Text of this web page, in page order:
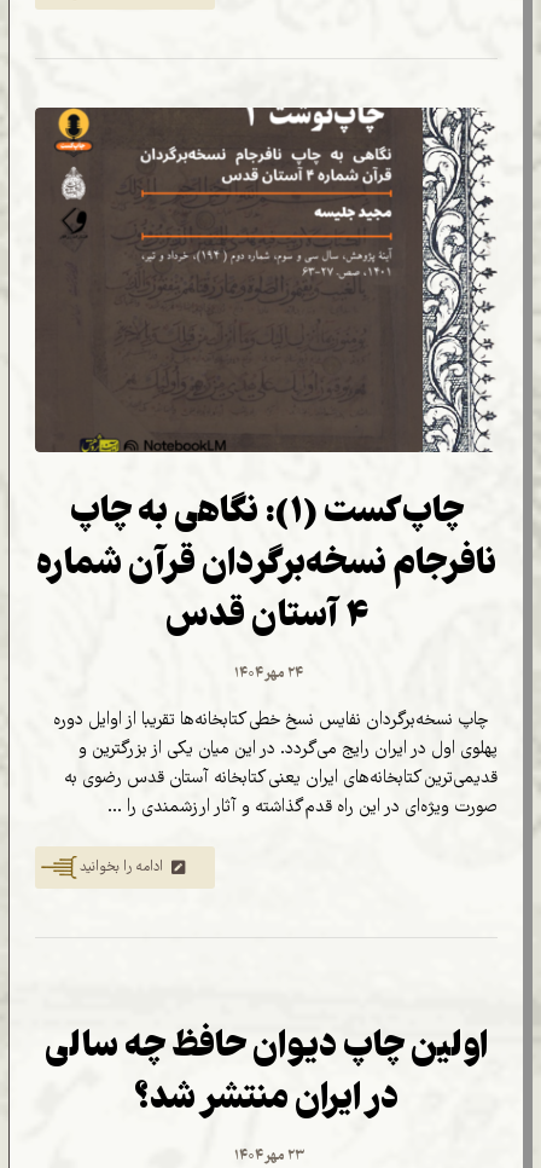
چاپ‌کست (۱): نگاهی به چاپ
نافرجام نسخه‌برگردان قرآن شماره
۴ آستان قدس
۲۴ مهر ۱۴۰۴
چاپ نسخه‌برگردان نفایس نسخ خطی کتابخانه‌ها تقریبا از اوایل دوره
پهلوی اول در ایران رایج می‌گردد. در این میان یکی از بزرگترین و
قدیمی‌ترین کتابخانه‌های ایران یعنی کتابخانه آستان قدس رضوی به
صورت ویژه‌ای در این راه قدم گذاشته و آثار ارزشمندی را ...
ادامه را بخوانید
اولین چاپ دیوان حافظ چه سالی
در ایران منتشر شد؟
۲۳ مهر ۱۴۰۴